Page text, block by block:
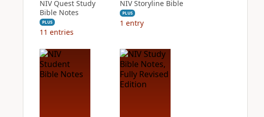
NIV Quest Study
Bible Notes
PLUS
11 entries
NIV Storyline Bible
PLUS
1 entry